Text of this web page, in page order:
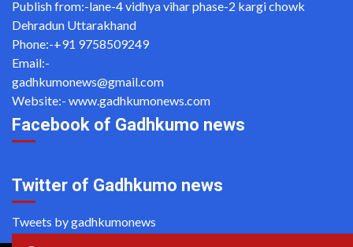
Publish from:-lane-4 vidhya vihar phase-2 kargi chowk
Dehradun Uttarakhand
Phone:-+91 9758509249
Email:-
gadhkumonews@gmail.com
Website:- www.gadhkumonews.com
Facebook of Gadhkumo news
Twitter of Gadhkumo news
Tweets by gadhkumonews